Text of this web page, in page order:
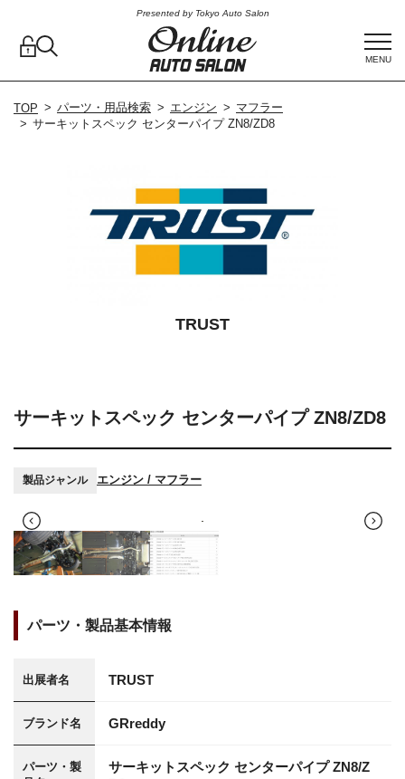
Presented by Tokyo Auto Salon
MENU
TOP パーツ・用品検索 エンジン
マフラー
サーキットスペック センターパイプ ZN8/ZD8
サーキットスペック センターパイプ ZN8/ZD8
製品ジャンル エンジン / マフラー
パーツ・製品基本情報
出展者名 TRUST
ブランド名 GRreddy
パーツ・製
サーキットスペック センターパイプ ZN8/Z
TRUST